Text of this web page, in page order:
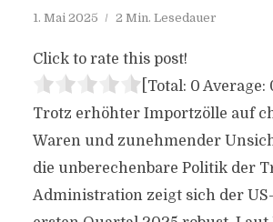
1. Mai 2025 2 Min. Lesedauer
Click to rate this post!
[Total: 0 Average:
Trotz erhöhter Importzölle auf
Waren und zunehmender
die unberechenbare Politik der
Administration zeigt sich der